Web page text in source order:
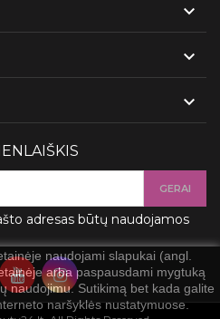



naudojami slapukai (angl.
arba paspausdami mygtuką
naudojimu. Sutikimą bet kada galite
naršyklės nustatymuose.
adresas būtų naudojamos